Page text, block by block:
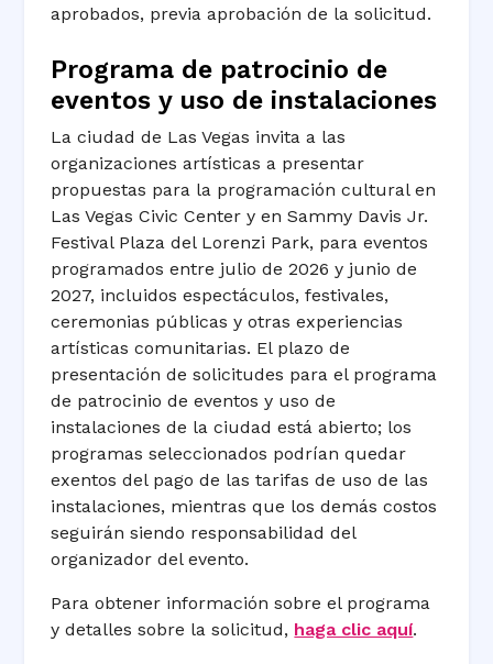
aprobados, previa aprobación de la solicitud.
Programa de patrocinio de
eventos y uso de instalaciones
La ciudad de Las Vegas invita a las
organizaciones artísticas a presentar
propuestas para la programación cultural en
Las Vegas Civic Center y en Sammy Davis Jr.
Festival Plaza del Lorenzi Park, para eventos
programados entre julio de 2026 y junio de
2027, incluidos espectáculos, festivales,
ceremonias públicas y otras experiencias
artísticas comunitarias. El plazo de
presentación de solicitudes para el programa
de patrocinio de eventos y uso de
instalaciones de la ciudad está abierto; los
programas seleccionados podrían quedar
exentos del pago de las tarifas de uso de las
instalaciones, mientras que los demás costos
seguirán siendo responsabilidad del
organizador del evento.
Para obtener información sobre el programa
y detalles sobre la solicitud, haga clic aquí.